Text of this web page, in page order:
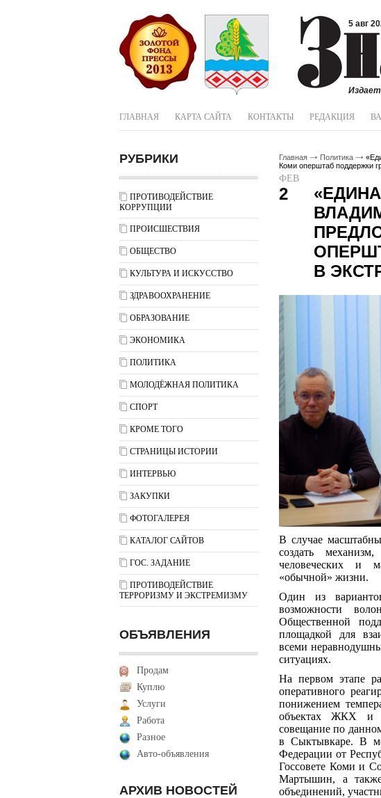
5 авг
ГЛАВНАЯ КАРТА САЙТА КОНТАКТЫ РЕДАКЦИЯ
РУБРИКИ
ПРОТИВОДЕЙСТВИЕ
КОРРУПЦИИ
ПРОИСШЕСТВИЯ
ОБЩЕСТВО
КУЛЬТУРА И ИСКУССТВО
ЗДРАВООХРАНЕНИЕ
ОБРАЗОВАНИЕ
ЭКОНОМИКА
ПОЛИТИКА
МОЛОДЁЖНАЯ ПОЛИТИКА
СПОРТ
КРОМЕ ТОГО
СТРАНИЦЫ ИСТОРИИ
ИНТЕРВЬЮ
ЗАКУПКИ
ФОТОГАЛЕРЕЯ
КАТАЛОГ САЙТОВ
ГОС. ЗАДАНИЕ
ПРОТИВОДЕЙСТВИЕ
ТЕРРОРИЗМУ И ЭКСТРЕМИЗМУ
ОБЪЯВЛЕНИЯ
Продам
Куплю
Услуги
Работа
Разное
Авто-объявления
АРХИВ НОВОСТЕЙ
Главная Политика
Коми оперштаб поддержки
ФЕВ
2
В
В случае
создать
человеческих и
«обычной» жизни.
Один из
возможности
Общественной
площадкой для
всеми
ситуациях.
На первом этапе
оперативного
понижением
объектах ЖКХ и
совещание по
в Сыктывкаре. В
Федерации от
Госсовете Коми и
Мартышин, а также
объединений,